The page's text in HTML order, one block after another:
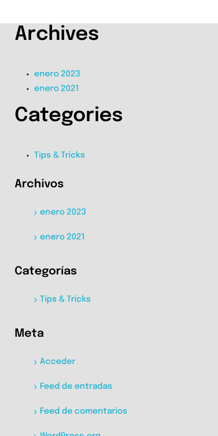
Archives
enero 2023
enero 2021
Categories
Tips & Tricks
Archivos
enero 2023
enero 2021
Categorías
Tips & Tricks
Meta
Acceder
Feed de entradas
Feed de comentarios